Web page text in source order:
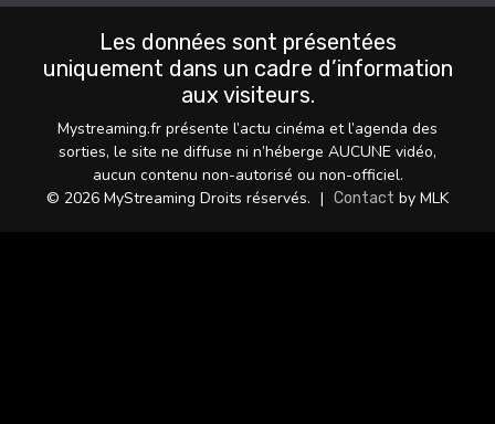
Les données sont présentées
uniquement dans un cadre d’information
aux visiteurs.
Mystreaming.fr présente l’actu cinéma et l’agenda des
sorties, le site ne diffuse ni n’héberge AUCUNE vidéo,
aucun contenu non-autorisé ou non-officiel.
© 2026 MyStreaming Droits réservés. | Contact by MLK